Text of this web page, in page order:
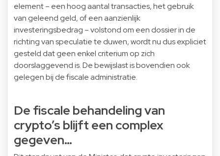
element – een hoog aantal transacties, het gebruik
van geleend geld, of een aanzienlijk
investeringsbedrag – volstond om een dossier in de
richting van speculatie te duwen, wordt nu dus expliciet
gesteld dat geen enkel criterium op zich
doorslaggevend is. De bewijslast is bovendien ook
gelegen bij de fiscale administratie.
De fiscale behandeling van
crypto’s blijft een complex
gegeven…